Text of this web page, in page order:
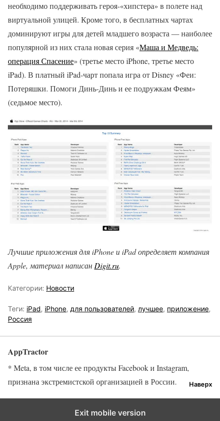
необходимо поддерживать героя-«хипстера» в полете над
виртуальной улицей. Кроме того, в бесплатных чартах
доминируют игры для детей младшего возраста — наиболее
популярной из них стала новая серия «Маша и Медведь:
операция Спасение» (третье место iPhone, третье место
iPad). В платный iPad-чарт попала игра от Disney «Феи:
Потеряшки. Помоги Динь-Динь и ее подружкам Феям»
(седьмое место).
Лучшие приложения для iPhone и iPad определяет компания
Apple, материал написан Digit.ru.
Категории: Новости
Теги: iPad, iPhone, для пользователей, лучшее, приложение,
Россия
AppTractor
Наверх
* Meta, в том числе ее продукты Facebook и Instagram,
признана экстремистской организацией в России.
Exit mobile version